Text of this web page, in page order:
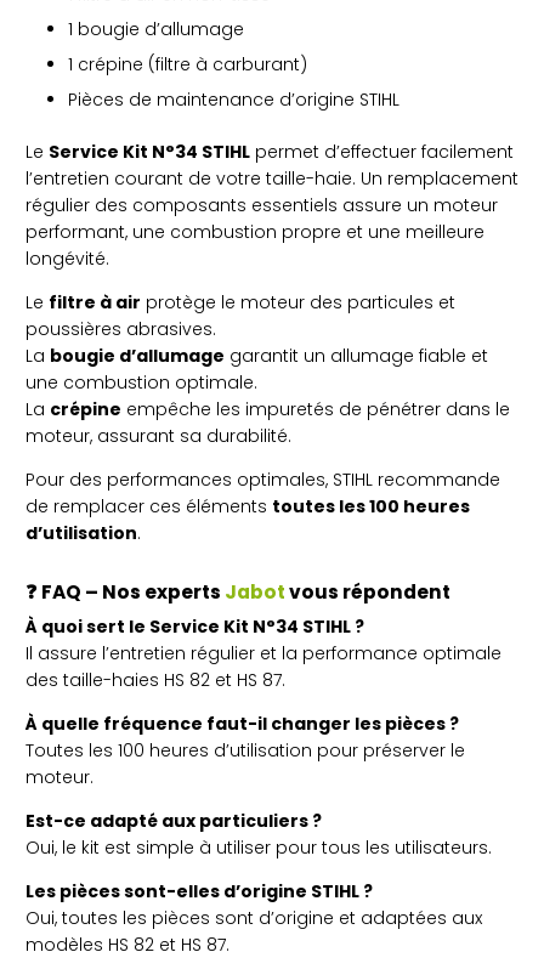
1 bougie d’allumage
1 crépine (filtre à carburant)
Pièces de maintenance d’origine STIHL
Le Service Kit N°34 STIHL permet d’effectuer facilement
l’entretien courant de votre taille-haie. Un remplacement
régulier des composants essentiels assure un moteur
performant, une combustion propre et une meilleure
longévité.
Le filtre à air protège le moteur des particules et
poussières abrasives.
La bougie d’allumage garantit un allumage fiable et
une combustion optimale.
La crépine empêche les impuretés de pénétrer dans le
moteur, assurant sa durabilité.
Pour des performances optimales, STIHL recommande
de remplacer ces éléments toutes les 100 heures
d’utilisation.
❓ FAQ – Nos experts Jabotvous répondent
À quoi sert le Service Kit N°34 STIHL ?
Il assure l’entretien régulier et la performance optimale
des taille-haies HS 82 et HS 87.
À quelle fréquence faut-il changer les pièces ?
Toutes les 100 heures d’utilisation pour préserver le
moteur.
Est-ce adapté aux particuliers ?
Oui, le kit est simple à utiliser pour tous les utilisateurs.
Les pièces sont-elles d’origine STIHL ?
Oui, toutes les pièces sont d’origine et adaptées aux
modèles HS 82 et HS 87.